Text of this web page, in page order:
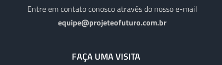
Entre em contato conosco através do nosso e-mail
equipe@projeteofuturo.com.br
FAÇA UMA VISITA